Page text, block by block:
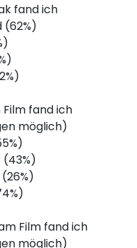
fand ich
Film fand ich
möglich)
Film fand ich
möglich)